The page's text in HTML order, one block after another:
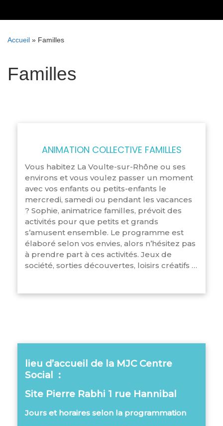
Accueil » Familles
Familles
ANIMATION COLLECTIVE FAMILLES
Vous habitez La Voulte-sur-Rhône ou ses
environs et vous voulez passer un moment
avec vos enfants ou petits-enfants le
mercredi, samedi ou pendant les vacances
? Sophie, animatrice familles, prévoit des
activités pour que petits et grands
s’amusent ensemble. Le programme est
élaboré selon vos envies, alors n’hésitez pas
à prendre part à ces activités. Jeux de
société, sorties découvertes, loisirs créatifs …
lieu d’accueil de la MJC Centre
Social :
Site Pierre Rabhi 1 rue Hannibal
Jours et horaires selon la programmation